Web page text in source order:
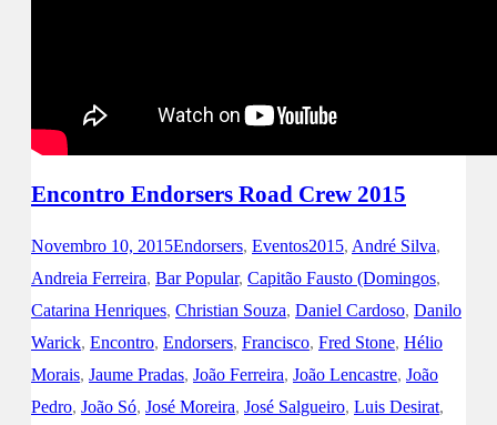
Encontro Endorsers Road Crew 2015
Novembro 10, 2015Endorsers, Eventos2015, André Silva,
Andreia Ferreira, Bar Popular, Capitão Fausto (Domingos,
Catarina Henriques, Christian Souza, Daniel Cardoso, Danilo
Warick, Encontro, Endorsers, Francisco, Fred Stone, Hélio
Morais, Jaume Pradas, João Ferreira, João Lencastre, João
Pedro, João Só, José Moreira, José Salgueiro, Luis Desirat,